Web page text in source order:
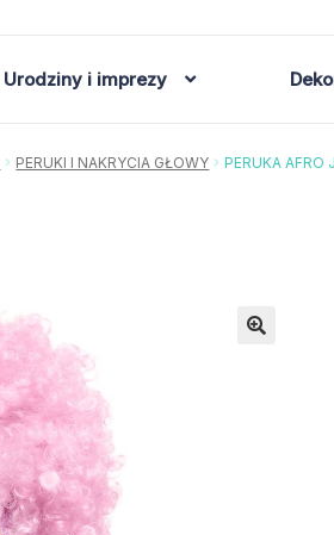
Urodziny i imprezy
PERUKI I NAKRYCIA GŁOWY PERUKA AFRO